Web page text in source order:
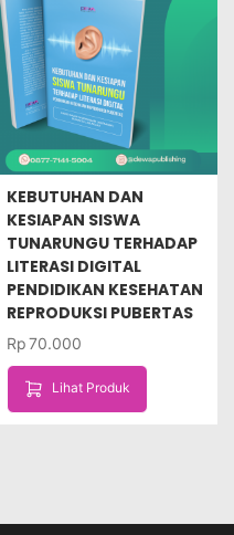
KEBUTUHAN DAN
KESIAPAN SISWA
TUNARUNGU TERHADAP
LITERASI DIGITAL
PENDIDIKAN KESEHATAN
REPRODUKSI PUBERTAS
Rp70.000
Lihat Produk